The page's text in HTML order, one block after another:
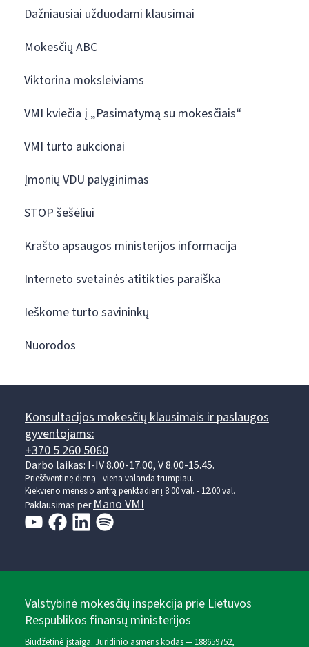
Dažniausiai užduodami klausimai
Mokesčių ABC
Viktorina moksleiviams
VMI kviečia į „Pasimatymą su mokesčiais“
VMI turto aukcionai
Įmonių VDU palyginimas
STOP šešėliui
Krašto apsaugos ministerijos informacija
Interneto svetainės atitikties paraiška
Ieškome turto savininkų
Nuorodos
Konsultacijos mokesčių klausimais ir paslaugos
gyventojams:
+370 5 260 5060
Darbo laikas: I-IV 8.00-17.00, V 8.00-15.45.
Prieššventinę dieną - viena valanda trumpiau.
Kiekvieno mėnesio antrą penktadienį 8.00 val. - 12.00 val.
Paklausimas perMano VMI
Valstybinė mokesčių inspekcija prie Lietuvos
Respublikos finansų ministerijos
Biudžetinė įstaiga. Juridinio asmens kodas — 188659752,